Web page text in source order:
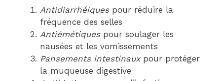
Antidiarrhéiquespour réduire la
fréquence des selles
Antiémétiquespour soulager les
nausées et les vomissements
Pansements intestinauxpour protéger
la muqueuse digestive